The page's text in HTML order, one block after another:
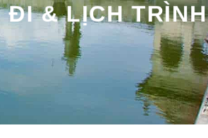
ĐI & LỊCH TRÌNH